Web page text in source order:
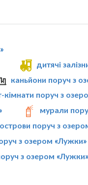
дитячі
каньйони поруч з
кімнати поруч з
мурали
острови поруч з
з озером «Лужки»
з озером «Лужки»